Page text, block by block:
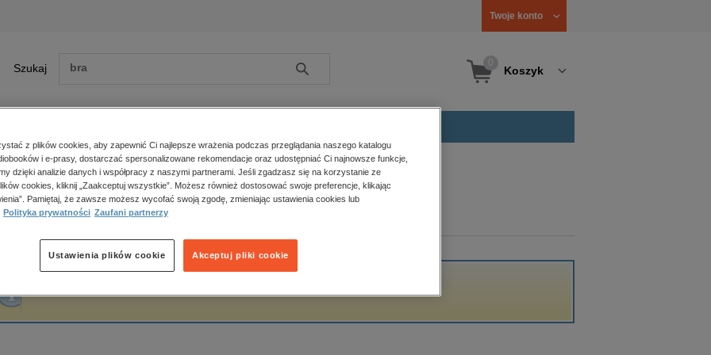
Twoje konto
Szukaj Szukaj Koszyk
Zobacz wszystkie E-prasa
polityka, społeczno-informacyjne
psychologiczne
popularno-naukowe
historia
główna Joanna Szachta
Szachta
z plików cookies, aby zapewnić Ci najlepsze wrażenia podczas przeglądania naszego katalogu
i e-prasy, dostarczać spersonalizowane rekomendacje oraz udostępniać Ci najnowsze funkcje,
dzięki analizie danych i współpracy z naszymi partnerami. Jeśli zgadzasz się na korzystanie ze
cookies, kliknij „Zaakceptuj wszystkie”. Możesz również dostosować swoje preferencje, klikając
Pamiętaj, że zawsze możesz wycofać swoją zgodę, zmieniając ustawienia cookies lub
Polityka prywatności Zaufani partnerzy
Akceptuj pliki cookie
Ustawienia plików cookie